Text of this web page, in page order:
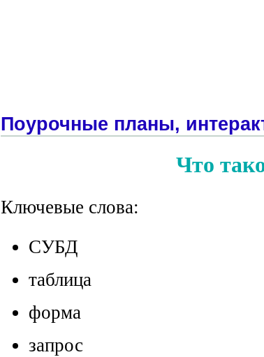
Поурочные планы,
Что
Ключевые слова:
СУБД
таблица
форма
запрос